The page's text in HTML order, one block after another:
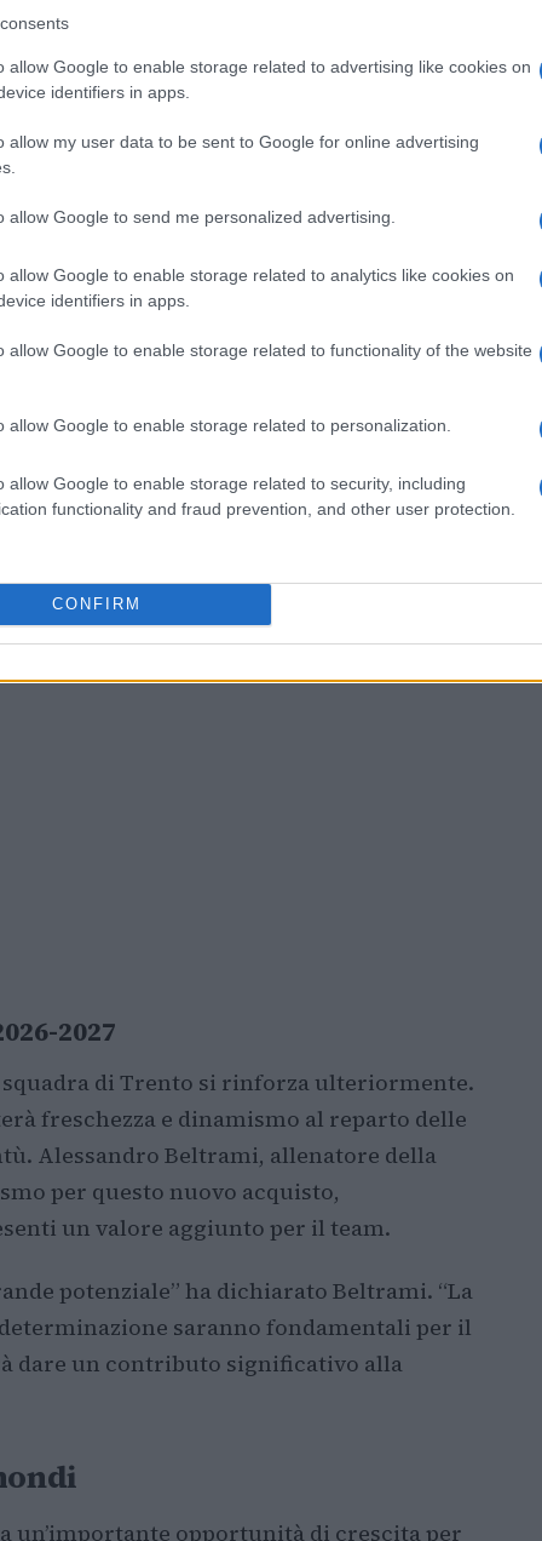
allow Google to enable storage related to advertising like cookies on
identifiers in apps.
allow my user data to be sent to Google for online advertising
allow Google to send me personalized advertising.
allow Google to enable storage related to analytics like cookies on
identifiers in apps.
allow Google to enable storage related to functionality of the website
allow Google to enable storage related to personalization.
allow Google to enable storage related to security, including
functionality and fraud prevention, and other user protection.
CONFIRM
nel volley molto giovane,
questo sport. La sua crescita è stata
ha rappresentato un passo
ha avuto l’opportunità di giocare in un
abilità tecniche e tattiche.
determinazione l’hanno resa una delle
Il suo stile di gioco,
tattica e una notevole potenza in
club, tra cui Trento, che ha deciso di
2027
squadra di Trento si rinforza ulteriormente.
freschezza e dinamismo al reparto delle
Alessandro Beltrami, allenatore della
per questo nuovo acquisto,
un valore aggiunto per il team.
potenziale” ha dichiarato Beltrami. “La
saranno fondamentali per il
dare un contributo significativo alla
un’importante opportunità di crescita per